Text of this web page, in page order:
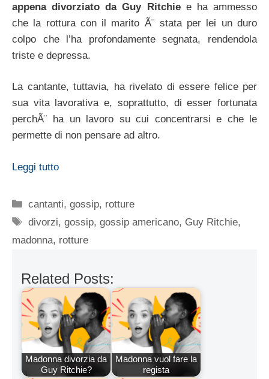
appena divorziato da Guy Ritchiee ha ammesso
che la rottura con il marito Ã¨ stata per lei un duro
colpo che l’ha profondamente segnata, rendendola
triste e depressa.
La cantante, tuttavia, ha rivelato di essere felice per
sua vita lavorativa e, soprattutto, di esser fortunata
perchÃ¨ ha un lavoro su cui concentrarsi e che le
permette di non pensare ad altro.
Leggi tutto
Categorie
cantanti,gossip, rotture
Tag
divorzi,gossip,gossip americano, Guy Ritchie,
madonna, rotture
Related Posts:
Madonna divorzia da
Guy Ritchie?
Madonna vuol fare la
regista